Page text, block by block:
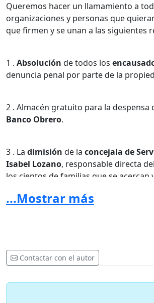
Queremos hacer un llamamiento a
organizaciones y personas que
que firmen y se unan a las siguientes
1 . Absolución de todos los
denuncia penal por parte de la
2 . Almacén gratuito para la despensa
Banco Obrero.
3 . La dimisión de la concejala de
Isabel Lozano, responsable directa
los cientos de familias que se acercan
...Mostrar más
Contactar con el autor